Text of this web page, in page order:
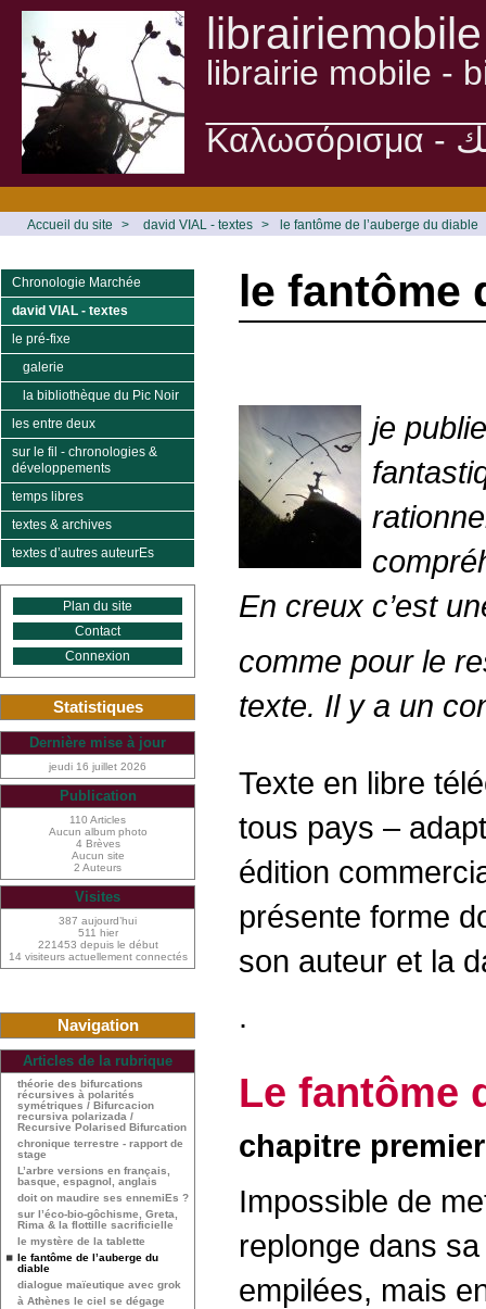
librairiemobile
librairie mobile -
Accueil du site > david VIAL - textes > le fantôme de l’auberge du diable
le fantôme
je
En creux c’est
comme pour le
texte. Il y a un
Texte en libre
tous pays –
édition
présente forme
son auteur et la
.
Le fantôme
chapitre premier
Impossible de
replonge dans
empilées, mais
Chronologie Marchée
david VIAL - textes
le pré-fixe
galerie
la bibliothèque du Pic Noir
les entre deux
sur le fil - chronologies &
développements
temps libres
textes & archives
textes d’autres auteurEs
Plan du site
Contact
Connexion
Statistiques
Dernière mise à jour
jeudi 16 juillet 2026
Publication
110 Articles
Aucun album photo
4 Brèves
Aucun site
2 Auteurs
Visites
387 aujourd’hui
511 hier
221453 depuis le début
14 visiteurs actuellement connectés
Navigation
Articles de la rubrique
théorie des bifurcations
récursives à polarités
symétriques / Bifurcacion
recursiva polarizada /
Recursive Polarised Bifurcation
chronique terrestre - rapport de
stage
L’arbre versions en français,
basque, espagnol, anglais
doit on maudire ses ennemiEs ?
sur l’éco-bio-gôchisme, Greta,
Rima & la flottille sacrificielle
le mystère de la tablette
le fantôme de l’auberge du
diable
dialogue maïeutique avec grok
à Athènes le ciel se dégage